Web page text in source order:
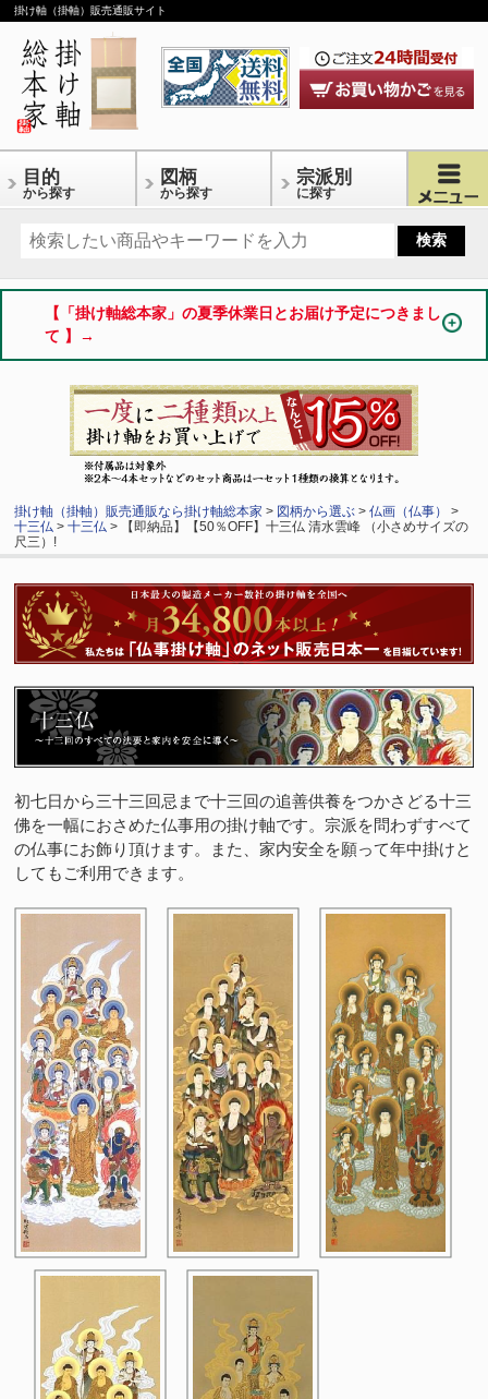
掛け軸（掛軸）販売通販サイト
目的
から探す
図柄
から探す
宗派別
に探す
【「掛け軸総本家」の夏季休業日とお届け予定につきまし
て 】→
掛け軸（掛軸）販売通販なら掛け軸総本家 > 図柄から選ぶ >仏画（仏事）
>
十三仏 >十三仏 > 【即納品】【50％OFF】十三仏 清水雲峰 （小さめサイズの
尺三）!
初七日から三十三回忌まで十三回の追善供養をつかさどる十三
佛を一幅におさめた仏事用の掛け軸です。宗派を問わずすべて
の仏事にお飾り頂けます。また、家内安全を願って年中掛けと
してもご利用できます。